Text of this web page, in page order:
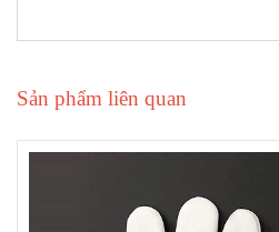
Sản phẩm liên quan